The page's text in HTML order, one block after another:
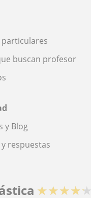
particulares
buscan profesor
y Blog
respuestas
★★★★★